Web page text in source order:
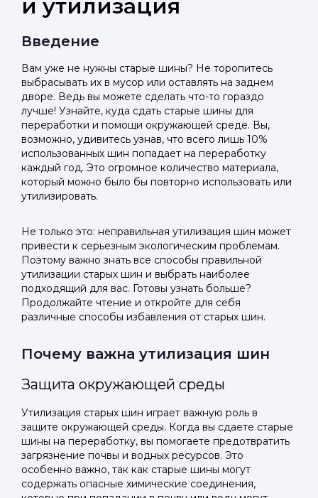
и утилизация
Введение
Вам уже не нужны старые шины? Не торопитесь
выбрасывать их в мусор или оставлять на заднем
дворе. Ведь вы можете сделать что-то гораздо
лучше! Узнайте, куда сдать старые шины для
переработки и помощи окружающей среде. Вы,
возможно, удивитесь узнав, что всего лишь 10%
использованных шин попадает на переработку
каждый год. Это огромное количество материала,
который можно было бы повторно использовать или
утилизировать.
Не только это: неправильная утилизация шин может
привести к серьезным экологическим проблемам.
Поэтому важно знать все способы правильной
утилизации старых шин и выбрать наиболее
подходящий для вас. Готовы узнать больше?
Продолжайте чтение и откройте для себя
различные способы избавления от старых шин.
Почему важна утилизация шин
Защита окружающей среды
Утилизация старых шин играет важную роль в
защите окружающей среды. Когда вы сдаете старые
шины на переработку, вы помогаете предотвратить
загрязнение почвы и водных ресурсов. Это
особенно важно, так как старые шины могут
содержать опасные химические соединения,